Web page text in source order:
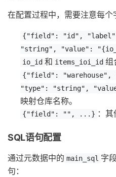
在配置过程中，需要注意每个
{"field": "id", "label":
"string", "value":
io_id 和 items_ioi_id 组
{"field": "warehouse",
"type": "string",
映射仓库名称。
{"field": "", ...} ：其
SQL语句配置
通过元数据中的 main_sql 字
句：